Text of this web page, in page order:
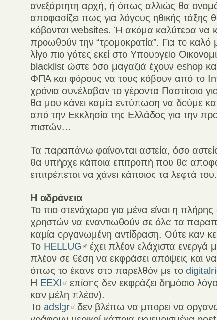
ανεξάρτητη αρχή, ή όπως αλλιώς θα
αποφασίζει πως για λόγους ηθικής τάξης
κόβονται websites. Ή ακόμα καλύτερα να
προωθούν την “τρομοκρατία”. Για το
λίγο πιο γάτες εκεί στο Υπουργείο
blacklist ώστε όσα μαγαζιά έχουν eshop
ΦΠΑ και φόρους να τους κόβουν από το
χρόνια συνέλαβαν το γέροντα Παστίτσιο
θα μου κάνει καμία εντύπωση να δούμε
από την Εκκλησία της Ελλάδος για την
πιστών…
Τα παραπάνω φαίνονται αστεία, όσο
θα υπήρχε κάποια επιτροπή που θα
επιτρέπεται να χάνει κάποιος τα λεφτά του.
Η αδράνεια
Το πιο στενάχωρο για μένα είναι η
χρηστών να εναντιωθούν σε όλα τα
καμία οργανωμένη αντίδραση. Ούτε καν
Το HELLUG
έχει πλέον ελάχιστα ενεργά
πλέον σε θέση να εκφράσει απόψεις και να
όπως το έκανε στο παρελθόν με το
Η ΕΕΧΙ
επίσης δεν εκφράζει δημόσιο
καν μέλη πλέον).
Τοadslgr
δεν βλέπω να μπορεί να